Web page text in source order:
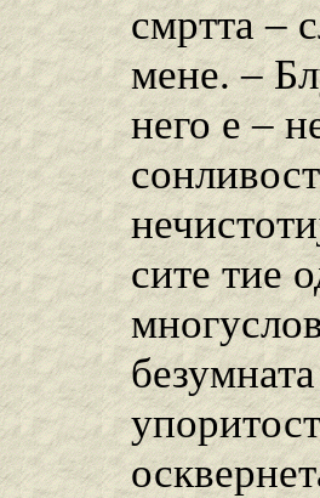
смртта –
мене. –
него е –
сите тие